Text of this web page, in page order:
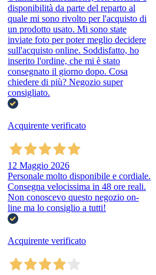
disponibilità da parte del reparto al
quale mi sono rivolto per l'acquisto di
un prodotto usato. Mi sono state
inviate foto per poter meglio decidere
sull'acquisto online. Soddisfatto, ho
inserito l'ordine, che mi è stato
consegnato il giorno dopo. Cosa
chiedere di più? Negozio super
consigliato.
Acquirente verificato
12 Maggio 2026
Personale molto disponibile e cordiale.
Consegna velocissima in 48 ore reali.
Non conoscevo questo negozio on-
line ma lo consiglio a tutti!
Acquirente verificato